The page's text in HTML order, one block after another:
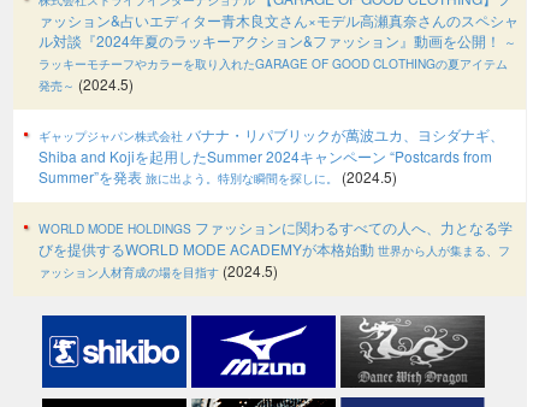
ァッション&占いエディター青木良文さん×モデル高瀬真奈さんのスペシャ
ル対談『2024年夏のラッキーアクション&ファッション』動画を公開！
～
ラッキーモチーフやカラーを取り入れたGARAGE OF GOOD CLOTHINGの夏アイテム
発売～ (2024.5)
ギャップジャパン株式会社 バナナ・リパブリックが萬波ユカ、ヨシダナギ、
Shiba and Kojiを起用したSummer 2024キャンペーン “Postcards from
Summer”を発表 旅に出よう。特別な瞬間を探しに。 (2024.5)
WORLD MODE HOLDINGS ファッションに関わるすべての人へ、力となる学
びを提供するWORLD MODE ACADEMYが本格始動 世界から人が集まる、フ
ァッション人材育成の場を目指す (2024.5)